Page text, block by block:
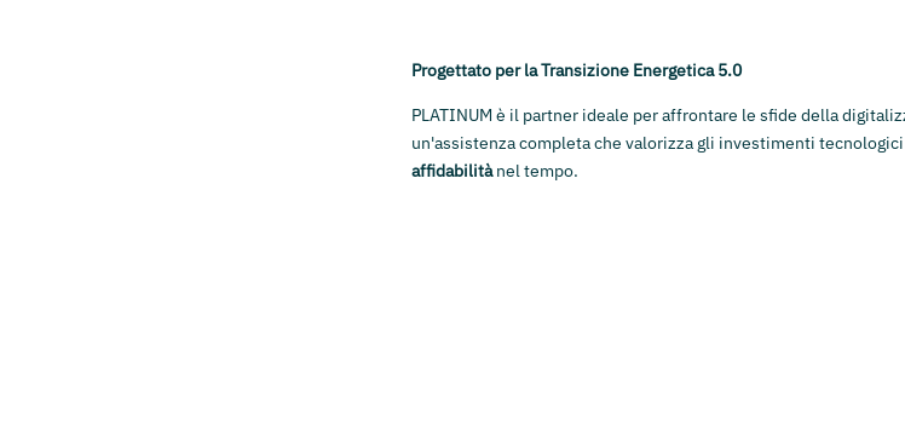
Progettato per la Transizione Energetica 5.0
PLATINUM è il partner ideale per affrontare le sfide della
un'assistenza completa che valorizza gli investimenti
affidabilitànel tempo.